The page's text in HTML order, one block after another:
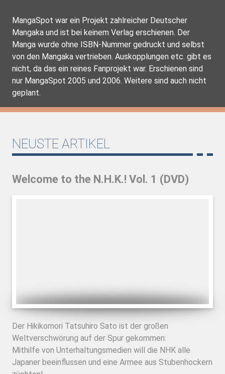
MangaSpot war ein Projekt zahlreicher Deutscher
Mangaka und ist bei keinem Verlag erschienen. Der
Manga wurde ohne ISBN-Nummer gedruckt und selbst
von den Mangaka vertrieben. Auskopplungen etc. gibt es
nicht, da das ein reines Fanprojekt war. Erschienen sind
nur MangaSpot 2005 und 2006. Weitere sind auch nicht
geplant.
NEUSTE ARTIKEL
Welcome to the N.H.K.! Vol. 1 (DVD)
Der Hikikomori Tatsuhiro Sato ist der großen
Weltverschwörung auf der Spur gekommen:
Mithilfe von Unterhaltungsmedien will die NHK alle
Japaner beeinflussen und eine Armee aus Stubenhockern